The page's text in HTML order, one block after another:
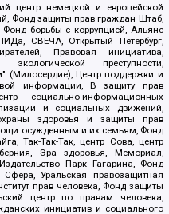
центр немецкой и европейской
Фонд защиты прав граждан Штаб,
борьбы с коррупцией, Альянс
СВЕЧА, Открытый Петербург,
Правовая инициатива,
преступности,
(Милосердие), Центр поддержки и
информации, В защиту прав
социально-информационных
и социальных движений,
здоровья и защиты прав
осужденным и их семьям, Фонд
Так-Так-Так, центр Сова, центр
Эра здоровья, Мемориал,
Парк Гагарина, Фонд
Уральская правозащитная
прав человека, Фонд защиты
центр по правам человека,
инициатив и социального